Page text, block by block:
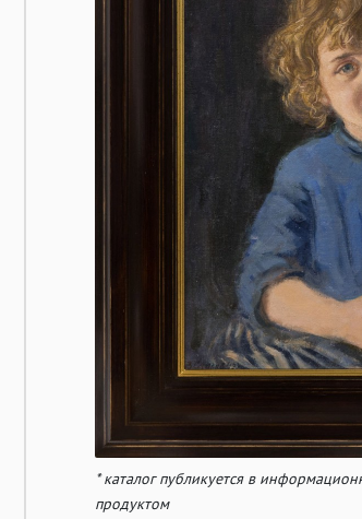
* каталог публикуется в
продуктом